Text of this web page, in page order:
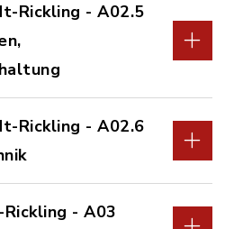
Rickling - A02.5
Rickling - A02.6
- A03